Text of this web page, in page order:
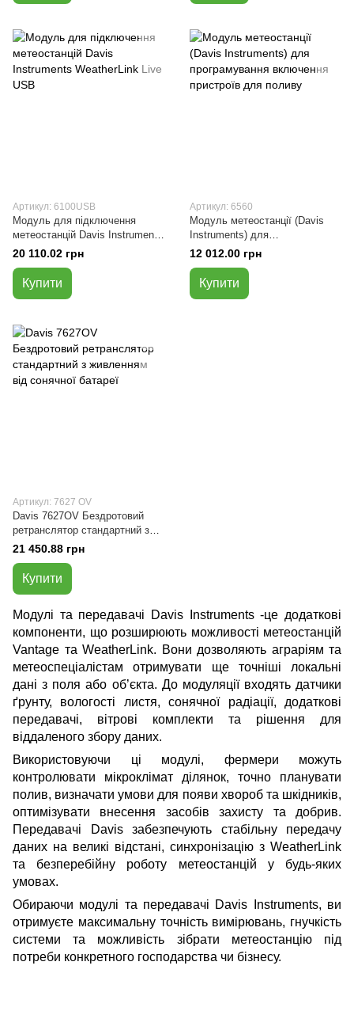
Артикул: 6100USB
Модуль для підключення
метеостанцій Davis Instruments
WeatherLink Live USB
20 110.02 грн
Купити
Артикул: 6560
Модуль метеостанції (Davis
Instruments) для
програмування включення
пристроїв для поливу
12 012.00 грн
Купити
Артикул: 7627 OV
Davis 7627OV Бездротовий
ретранслятор стандартний з
живленням від сонячної
21 450.88 грн
Купити
Модулі та передавачі Davis Instruments -це додаткові
компоненти, що розширюють можливості метеостанцій
Vantage та WeatherLink. Вони дозволяють аграріям та
метеоспеціалістам отримувати ще точніші локальні
дані з поля або об’єкта. До модуляції входять датчики
ґрунту, вологості листя, сонячної радіації, додаткові
передавачі, вітрові комплекти та рішення для
віддаленого збору даних.
Використовуючи ці модулі, фермери можуть
контролювати мікроклімат ділянок, точно планувати
полив, визначати умови для появи хвороб та шкідників,
оптимізувати внесення засобів захисту та добрив.
Передавачі Davis забезпечують стабільну передачу
даних на великі відстані, синхронізацію з WeatherLink
та безперебійну роботу метеостанцій у будь-яких
умовах.
Обираючи модулі та передавачі Davis Instruments, ви
отримуєте максимальну точність вимірювань, гнучкість
системи та можливість зібрати метеостанцію під
потреби конкретного господарства чи бізнесу.